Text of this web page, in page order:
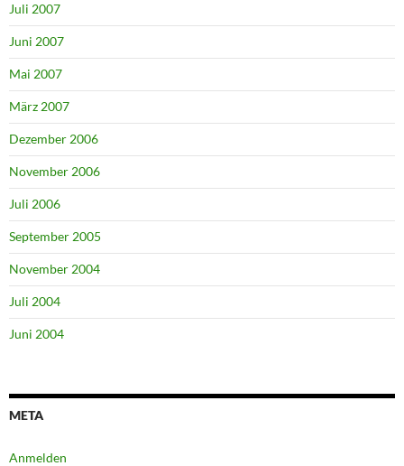
Juli 2007
Juni 2007
Mai 2007
März 2007
Dezember 2006
November 2006
Juli 2006
September 2005
November 2004
Juli 2004
Juni 2004
META
Anmelden